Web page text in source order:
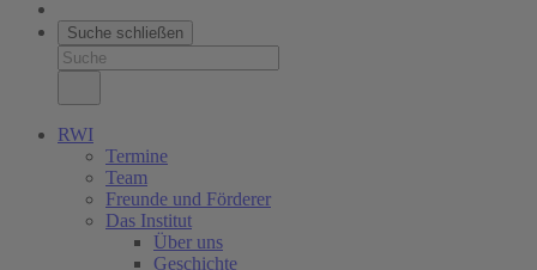
Suche schließen
RWI
Termine
Team
Freunde und Förderer
Das Institut
Über uns
Geschichte